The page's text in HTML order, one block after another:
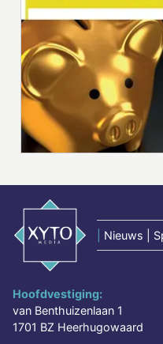
Nieuws |
Hoofdvestiging:
van Benthuizenlaan 1
1701 BZ Heerhugowaard